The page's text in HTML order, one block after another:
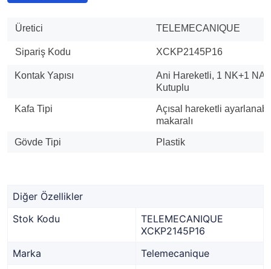
Üretici TELEMECANIQUE
Sipariş Kodu XCKP2145P16
Kontak Yapısı Ani Hareketli, 1 NK+1 NA
Kutuplu
Kafa Tipi
Açısal hareketli
makaralı
Gövde Tipi Plastik
Diğer Özellikler
Stok Kodu
TELEMECANIQUE
XCKP2145P16
Marka
Telemecanique